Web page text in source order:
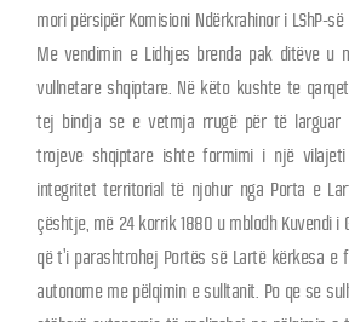
mori përsipër Komisioni Ndërkrahinor i LShP-
Me vendimin e Lidhjes brenda pak ditëve u
vullnetare shqiptare. Në këto kushte te
tej bindja se e vetmja rrugë për të larguar
trojeve shqiptare ishte formimi i një
integritet territorial të njohur nga Porta e
çështje, më 24 korrik 1880 u mblodh Kuvendi i
që t’i parashtrohej Portës së Lartë kërkesa e
autonome me pëlqimin e sulltanit. Po qe se